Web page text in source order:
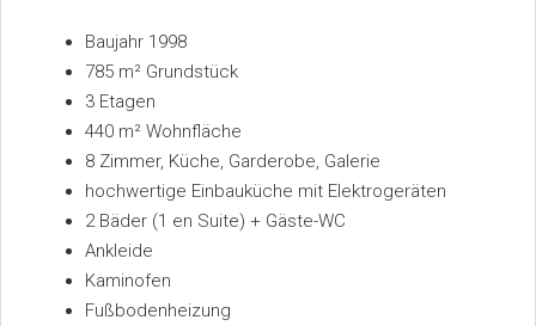
Baujahr 1998
785 m² Grundstück
3 Etagen
440 m² Wohnfläche
8 Zimmer, Küche, Garderobe, Galerie
hochwertige Einbauküche mit Elektrogeräten
2 Bäder (1 en Suite) + Gäste-WC
Ankleide
Kaminofen
Fußbodenheizung